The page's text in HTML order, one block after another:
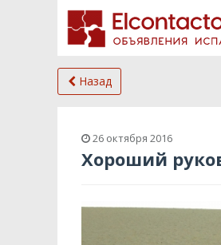
Назад
26 октября 2016
Хороший